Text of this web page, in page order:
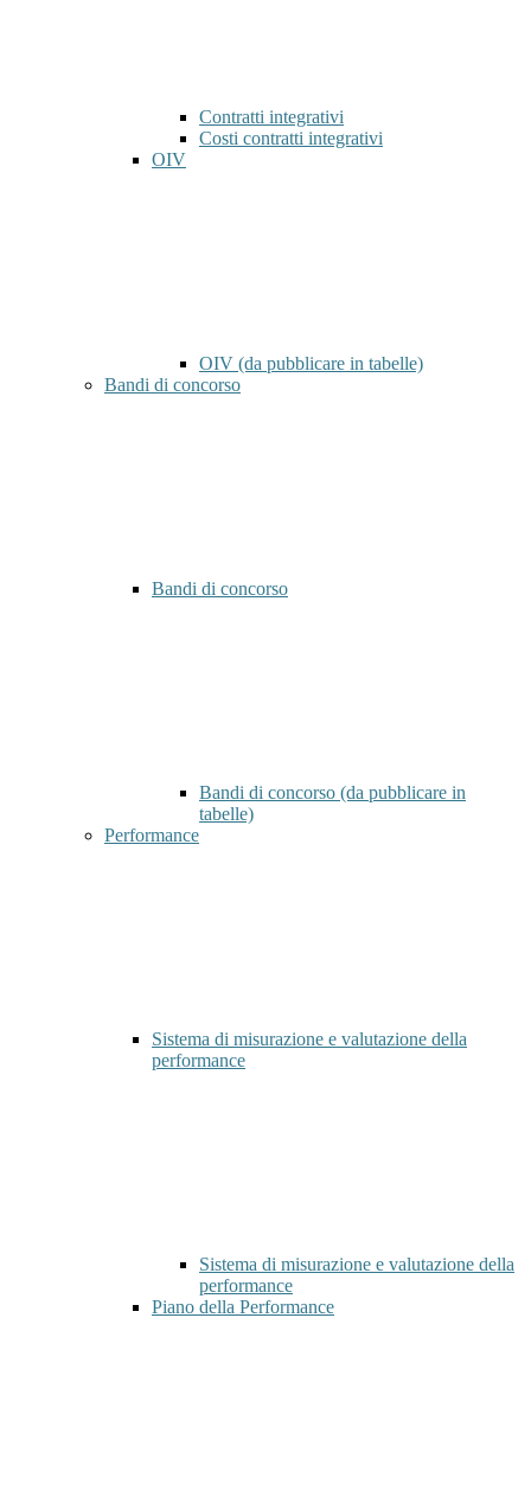
Contratti integrativi
Costi contratti integrativi
OIV
OIV (da pubblicare in tabelle)
Bandi di concorso
Bandi di concorso
Bandi di concorso (da pubblicare in
tabelle)
Performance
Sistema di misurazione e valutazione della
performance
Sistema di misurazione e valutazione della
performance
Piano della Performance